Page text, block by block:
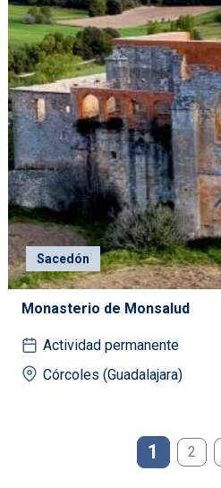
Sacedón
Monasterio de Monsalud
Actividad permanente
Córcoles (Guadalajara)
1 2